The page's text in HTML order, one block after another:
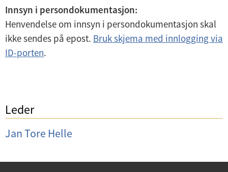
Innsyn i persondokumentasjon:
Henvendelse om innsyn i persondokumentasjon skal
ikke sendes på epost. Bruk skjema med innlogging via
ID-porten.
Leder
Jan Tore Helle